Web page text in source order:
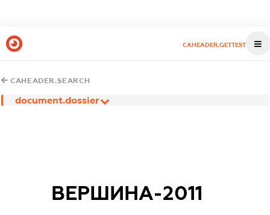
CAHEADER.GETTEST
CAHEADER.SEARCH
document.dossier
ВЕРШИНА-2011